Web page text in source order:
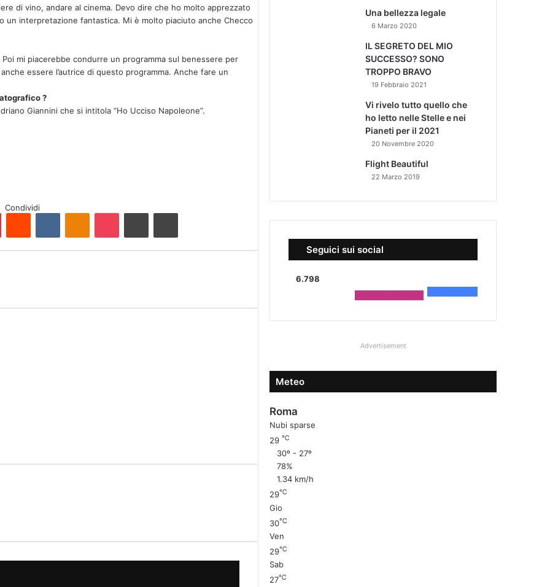
di vino, andare al cinema. Devo dire che ho molto apprezzato
un interpretazione fantastica. Mi è molto piaciuto anche Checco
mi piacerebbe condurre un programma sul benessere per
essere l’autrice di questo programma. Anche fare un
?
Giannini che si intitola “Ho Ucciso Napoleone”.
Condividi
Reddit
Una bellezza legale
6 Marzo 2020
IL SEGRETO DEL MIO
SUCCESSO? SONO
TROPPO BRAVO
19 Febbraio 2021
Vi rivelo tutto quello che
ho letto nelle Stelle e nei
Pianeti per il 2021
20 Novembre 2020
Flight Beautiful
22 Marzo 2019
Seguici sui social
6.798
Advertisement
Meteo
Roma
Nubi sparse
29℃
30º - 27º
78%
1.34 km/h
29℃
Gio
30℃
Ven
29℃
Sab
27℃